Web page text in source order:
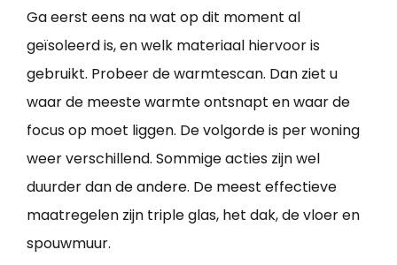
Ga eerst eens na wat op dit moment al
geïsoleerd is, en welk materiaal hiervoor is
gebruikt. Probeer de warmtescan. Dan ziet u
waar de meeste warmte ontsnapt en waar de
focus op moet liggen. De volgorde is per woning
weer verschillend. Sommige acties zijn wel
duurder dan de andere. De meest effectieve
maatregelen zijn triple glas, het dak, de vloer en
spouwmuur.